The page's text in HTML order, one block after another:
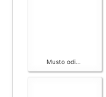
Musto odi...